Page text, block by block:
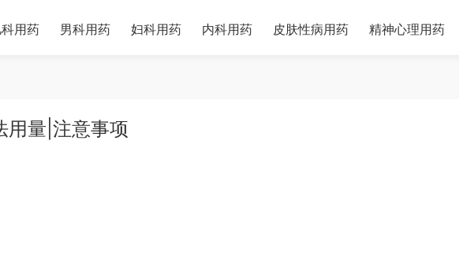
科用药 男科用药 妇科用药 内科用药 皮肤性病用药 精神心理用药
用量|注意事项